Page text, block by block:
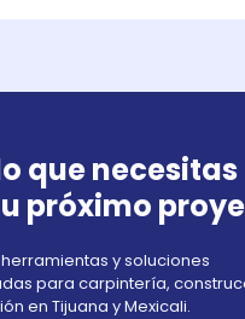
que necesitas
próximo
y soluciones
para carpintería,
en Tijuana y Mexicali.